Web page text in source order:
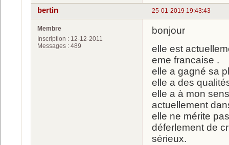
25-01-2019 19:43:43
bertin
Membre
Inscription : 12-12-2011
Messages : 489
bonjour
elle est
eme francaise .
elle a gagné sa
elle a des
elle a à mon
actuellement
elle ne mérite
déferlement de
sérieux.